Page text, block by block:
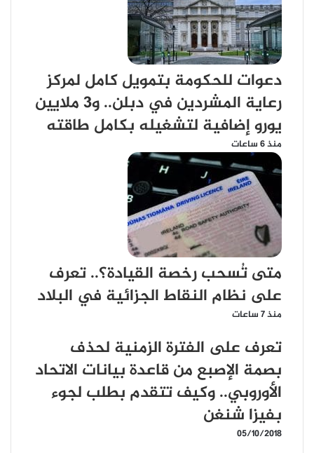
دعوات للحكومة بتمويل كامل لمركز
رعاية المشردين في دبلن.. و3 ملايين
يورو إضافية لتشغيله بكامل طاقته
منذ 6 ساعات
متى تُسحب رخصة القيادة؟.. تعرف
على نظام النقاط الجزائية في البلاد
منذ 7 ساعات
تعرف على الفترة الزمنية لحذف
بصمة الإصبع من قاعدة بيانات الاتحاد
الأوروبي.. وكيف تتقدم بطلب لجوء
بفيزا شنغن
05/10/2018